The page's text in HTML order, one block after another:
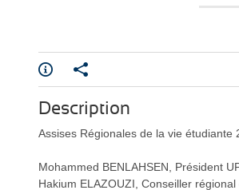
e
e
Description
Assises Régionales de la vie étudiante
Mohammed BENLAHSEN, Président
Hakium ELAZOUZI, Conseiller